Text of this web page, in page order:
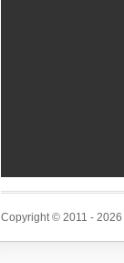
Copyright © 2011 - 2026